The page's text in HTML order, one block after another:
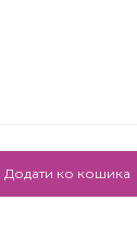
Додати ко кошика